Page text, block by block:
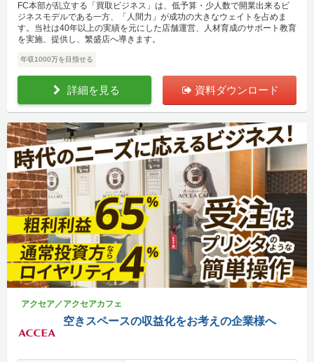
FC本部が乱立する「買取ビジネス」は、低予算・少人数で開業出来るビ
ジネスモデルである一方、「人間力」が成功の大きなウェイトを占めま
す。当社は40年以上の実績を元にした店舗運営、人材育成のサポート教育
を実施、提供し、繁盛店へ導きます。
年収1000万を目指せる
詳細を見る 資料ダウンロード
アクセア／アクセアカフェ
空きスペースの収益化をお考えの企業様へ